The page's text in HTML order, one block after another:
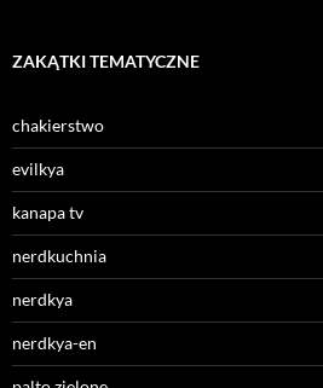
ZAKĄTKI TEMATYCZNE
chakierstwo
evilkya
kanapa tv
nerdkuchnia
nerdkya
nerdkya-en